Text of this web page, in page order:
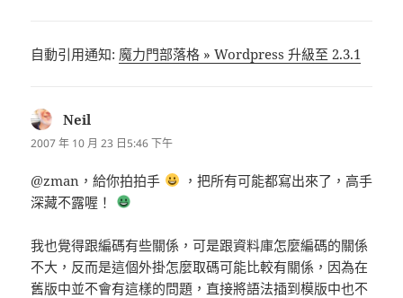
自動引用通知: 魔力門部落格 » Wordpress 升級至 2.3.1
Neil
示:
2007 年 10 月 23 日5:46 下午
@zman，給你拍拍手
，把所有可能都寫出來了，高手
深藏不露喔！
我也覺得跟編碼有些關係，可是跟資料庫怎麼編碼的關係
不大，反而是這個外掛怎麼取碼可能比較有關係，因為在
舊版中並不會有這樣的問題，直接將語法插到模版中也不